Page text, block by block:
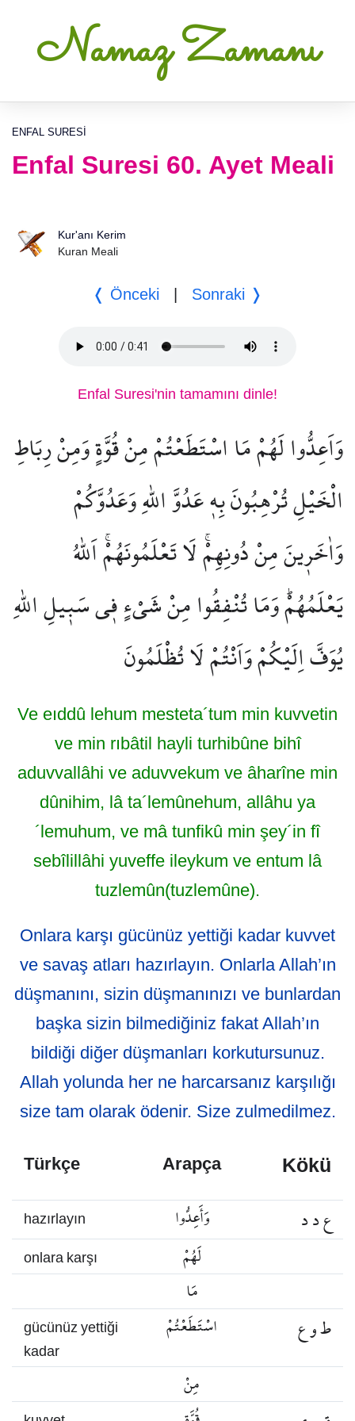
Namaz Zamanı
ENFAL SURESI
Enfal Suresi 60. Ayet Meali
Kur'anı Kerim
Kuran Meali
❬ Önceki Sonraki ❭
Enfal Suresi'nin tamamını dinle!
وَاَعِدُّوا لَهُمْ مَا اسْتَطَعْتُمْ مِنْ قُوَّةٍ وَمِنْ رِبَاطِ
الْخَيْلِ تُرْهِبُونَ بِه۪ عَدُوَّ اللّٰهِ وَعَدُوَّكُمْ
وَاٰخَر۪ينَ مِنْ دُونِهِمْۚ لَا تَعْلَمُونَهُمْۚ اَللّٰهُ
يَعْلَمُهُمْۜ وَمَا تُنْفِقُوا مِنْ شَيْءٍ ف۪ي سَب۪يلِ اللّٰهِ
يُوَفَّ اِلَيْكُمْ وَاَنْتُمْ لَا تُظْلَمُونَ
Ve eıddû lehum mesteta´tum min kuvvetin
ve min rıbâtil hayli turhibûne bihî
aduvvallâhi ve aduvvekum ve âharîne min
dûnihim, lâ ta´lemûnehum, allâhu ya
´lemuhum, ve mâ tunfikû min şey´in fî
sebîlillâhi yuveffe ileykum ve entum lâ
tuzlemûn(tuzlemûne).
Onlara karşı gücünüz yettiği kadar kuvvet
ve savaş atları hazırlayın. Onlarla Allah’ın
düşmanını, sizin düşmanınızı ve bunlardan
başka sizin bilmediğiniz fakat Allah’ın
bildiği diğer düşmanları korkutursunuz.
Allah yolunda her ne harcarsanız karşılığı
size tam olarak ödenir. Size zulmedilmez.
Türkçe Arapça Kökü
hazırlayın وَأَعِدُّوا ع د د
onlara karşı
لَهُمْ
مَا
gücünüz yettiği
kadar
اسْتَطَعْتُمْ ط و ع
مِنْ